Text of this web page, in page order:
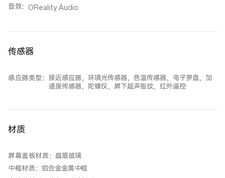
音效： OReality Audio
传感器
感应器类型： 接近感应器，环境光传感器，色温传感器，电子罗盘，加
速度传感器，陀螺仪，屏下超声指纹，红外遥控
材质
屏幕盖板材质： 晶盾玻璃
中框材质： 铝合金金属中框